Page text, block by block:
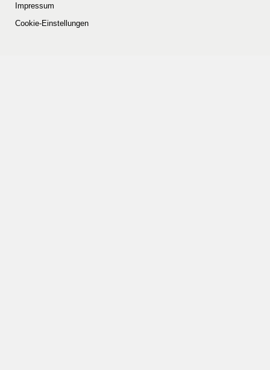
Impressum
Cookie-Einstellungen